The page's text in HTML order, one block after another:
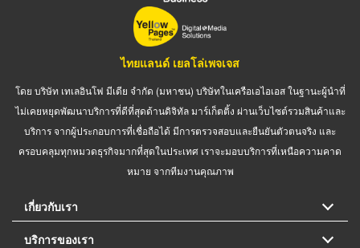
ไทยแลนด์ เยลโล่เพจเจส
โดย บริษัท เทเลอินโฟ มีเดีย จำกัด (มหาชน) บริษัทในเครือเอไอเอส ในฐานะผู้นำที่
ไม่เคยหยุดพัฒนาบริการที่ดีที่สุดด้านดิจิทัล มาร์เก็ตติ้ง ผ่านเว็บไซต์รวมสินค้าและ
บริการ จากผู้ประกอบการที่เชื่อถือได้ มีการตรวจสอบและยืนยันตัวตนจริง และ
ครอบคลุมทุกหมวดธุรกิจมากที่สุดในประเทศ เราจะมอบบริการที่เหนือความคาด
หมาย จากทีมงานคุณภาพ
เกี่ยวกับเรา
บริการของเรา